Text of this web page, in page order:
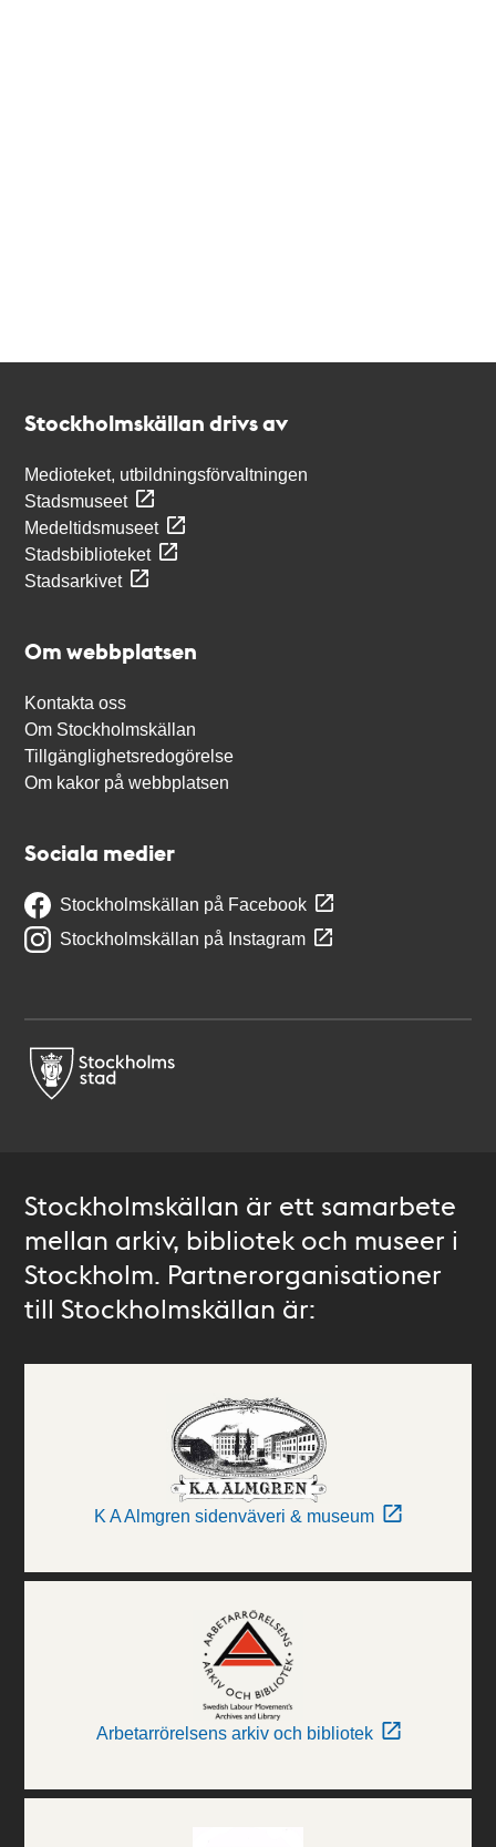
Stockholmskällan drivs av
Medioteket, utbildningsförvaltningen
Stadsmuseet
Medeltidsmuseet
Stadsbiblioteket
Stadsarkivet
Om webbplatsen
Kontakta oss
Om Stockholmskällan
Tillgänglighetsredogörelse
Om kakor på webbplatsen
Sociala medier
Stockholmskällan på Facebook
Stockholmskällan på Instagram
Stockholmskällan är ett samarbete
mellan arkiv, bibliotek och museer i
Stockholm. Partnerorganisationer
till Stockholmskällan är:
K A Almgren sidenväveri & museum
Arbetarrörelsens arkiv och bibliotek